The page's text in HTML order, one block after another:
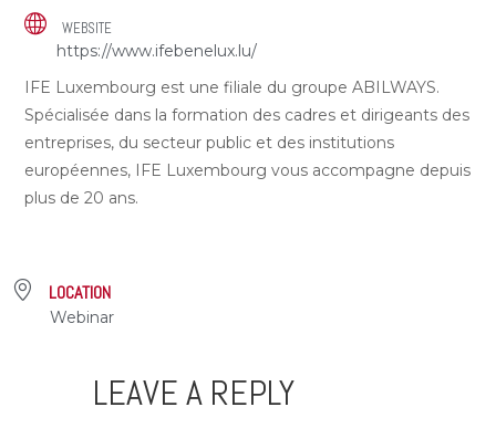
WEBSITE
https://www.ifebenelux.lu/
IFE Luxembourg est une filiale du groupe ABILWAYS.
Spécialisée dans la formation des cadres et dirigeants des
entreprises, du secteur public et des institutions
européennes, IFE Luxembourg vous accompagne depuis
plus de 20 ans.
LOCATION
Webinar
LEAVE A REPLY